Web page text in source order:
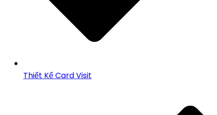
Thiết Kế Card Visit